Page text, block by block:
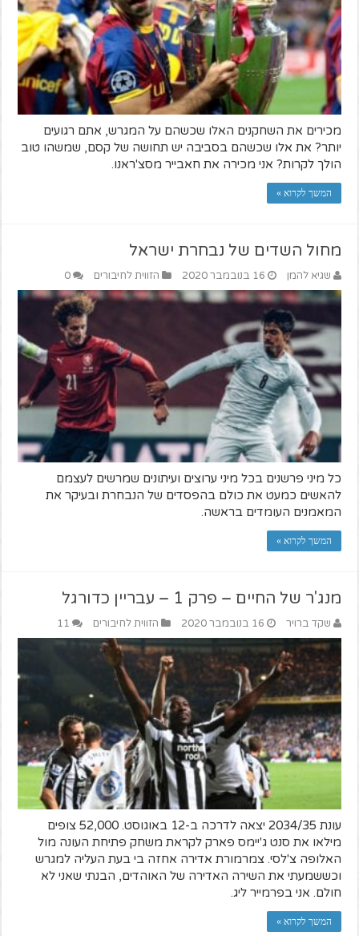
מכירים את השחקנים האלו שכשהם על המגרש, אתם רגועים
יותר? את אלו שכשהם בסביבה יש תחושה של קסם, שמשהו טוב
הולך לקרות? אני מכירה את חאבייר מסצ'ראנו.
המשך לקרוא »
מחול השדים של נבחרת ישראל
שגיא להמן 16 בנובמבר 2020 הזווית לחיבורים 0
כל מיני פרשנים בכל מיני ערוצים ועיתונים שמרשים לעצמם
להאשים כמעט את כולם בהפסדים של הנבחרת ובעיקר את
המאמנים העומדים בראשה.
המשך לקרוא »
מנג'ר של החיים – פרק 1 – עבריין כדורגל
שקד ברויר 16 בנובמבר 2020 הזווית לחיבורים 11
עונת 2034/35 יצאה לדרכה ב-12 באוגוסט. 52,000 צופים
מילאו את סנט ג'יימס פארק לקראת משחק פתיחת העונה מול
האלופה צ'לסי. צמרמורת אדירה אחזה בי בעת העליה למגרש
וכששמעתי את השירה האדירה של האוהדים, הבנתי שאני לא
חולם. אני בפרמייר ליג.
המשך לקרוא »